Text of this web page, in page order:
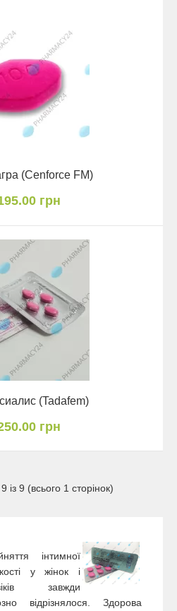
(Cenforce FM)
грн
(Tadafem)
грн
із 9 (всього 1 сторінок)
інтимної
у жінок і
завжди
відрізнялося. Здорова